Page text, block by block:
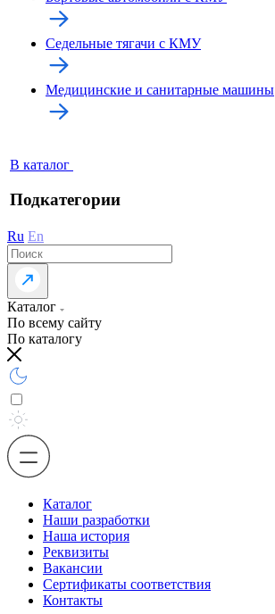
Седельные тягачи с КМУ
Медицинские и санитарные машины
В каталог
Подкатегории
Ru En
Каталог
По всему сайту
По каталогу
Каталог
Наши разработки
Наша история
Реквизиты
Вакансии
Сертификаты соответствия
Контакты